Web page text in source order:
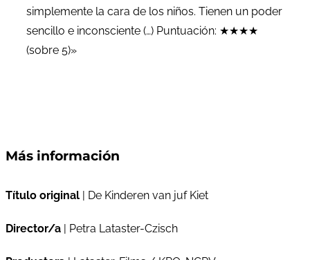
simplemente la cara de los niños. Tienen un poder
sencillo e inconsciente (…) Puntuación: ★★★★
(sobre 5)»
Más información
Título original | De Kinderen van juf Kiet
Director/a | Petra Lataster-Czisch